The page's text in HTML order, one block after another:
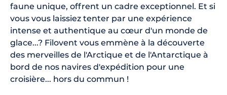
faune unique, offrent un cadre exceptionnel. Et si
vous vous laissiez tenter par une expérience
intense et authentique au cœur d'un monde de
glace...? Filovent vous emmène à la découverte
des merveilles de l'Arctique et de l'Antarctique à
bord de nos navires d'expédition pour une
croisière... hors du commun !